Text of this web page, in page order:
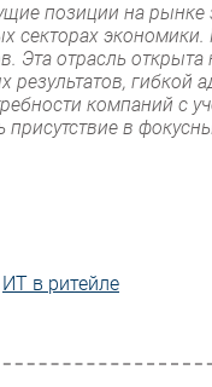
позиции на
секторах
Эта отрасль
результатов,
компаний с
в
ИТ в ритейле